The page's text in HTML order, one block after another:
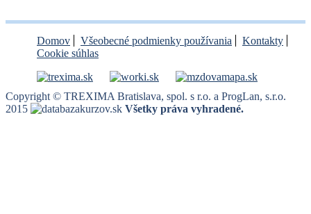
Domov Všeobecné podmienky používania
Kontakty
Cookie súhlas
Copyright © TREXIMA Bratislava, spol. s r.o. a ProgLan, s.r.o.
2015
Všetky práva vyhradené.